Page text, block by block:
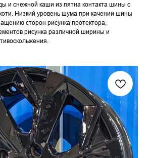
и снежной каши из пятна контакта шины с
Низкий уровень шума при качении шины
сторон рисунка протектора,
рисунка различной ширины и